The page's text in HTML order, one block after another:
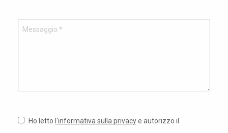
Ho letto l'informativa sulla privacye autorizzo il